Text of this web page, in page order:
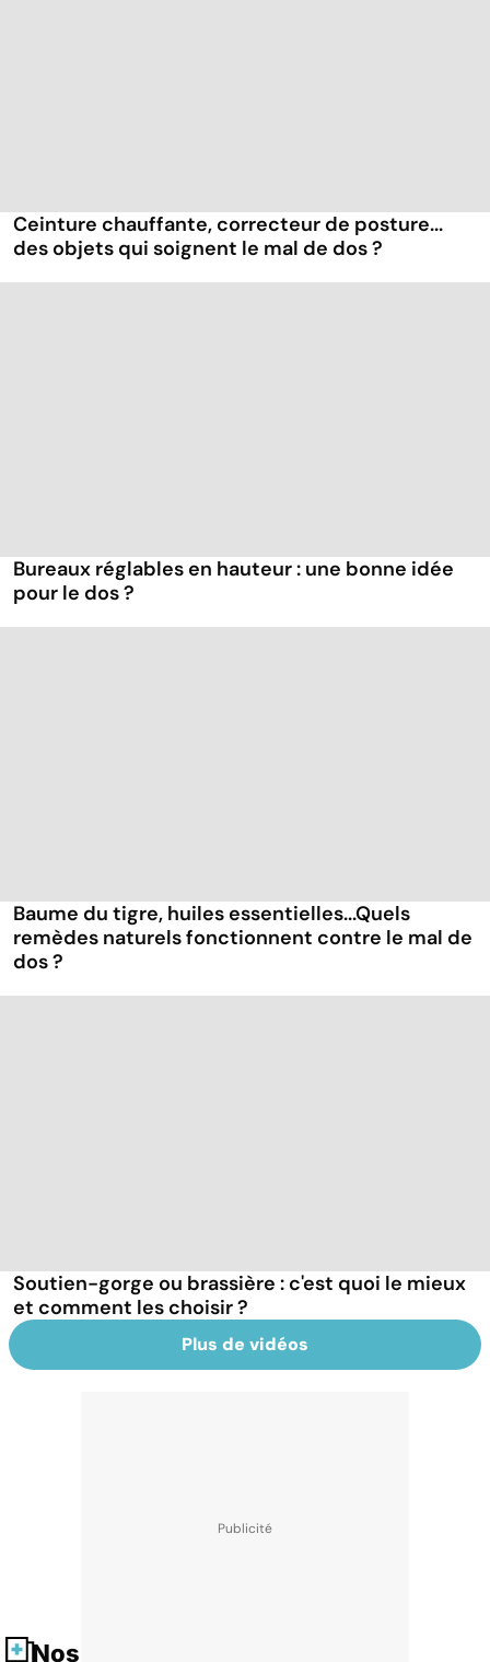
Ceinture chauffante, correcteur de posture...
des objets qui soignent le mal de dos ?
Bureaux réglables en hauteur : une bonne idée
pour le dos ?
Baume du tigre, huiles essentielles...Quels
remèdes naturels fonctionnent contre le mal de
dos ?
Soutien-gorge ou brassière : c'est quoi le mieux
et comment les choisir ?
Plus de vidéos
Nos fiches santé